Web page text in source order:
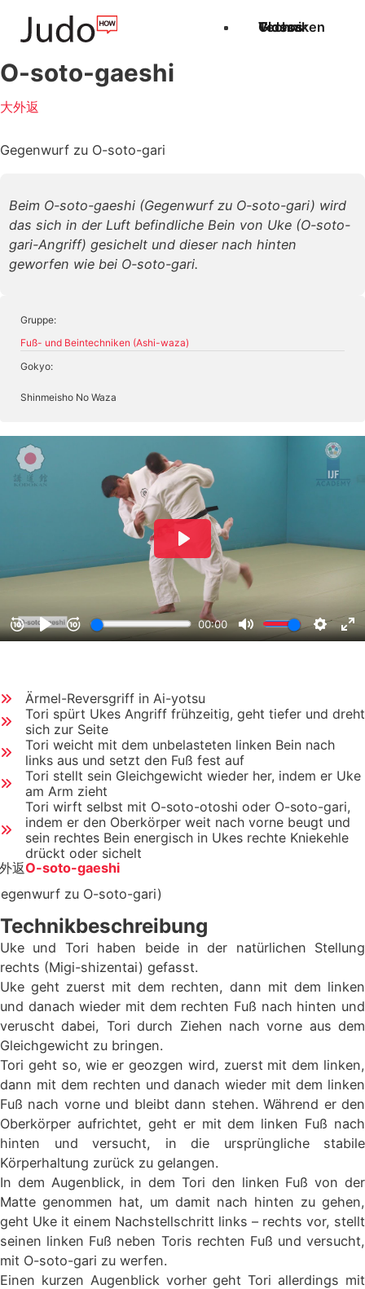
Techniken
Videos
Glossar
O-soto-gaeshi
大外返
Gegenwurf zu O-soto-gari
Beim O-soto-gaeshi (Gegenwurf zu O-soto-gari) wird
das sich in der Luft befindliche Bein von Uke (O-soto-
gari-Angriff) gesichelt und dieser nach hinten
geworfen wie bei O-soto-gari.
Gruppe:
Fuß- und Beintechniken (Ashi-waza)
Gokyo:
Shinmeisho No Waza
Ärmel-Reversgriff in Ai-yotsu
Tori spürt Ukes Angriff frühzeitig, geht tiefer und dreht
sich zur Seite
Tori weicht mit dem unbelasteten linken Bein nach
links aus und setzt den Fuß fest auf
Tori stellt sein Gleichgewicht wieder her, indem er Uke
am Arm zieht
Tori wirft selbst mit O-soto-otoshi oder O-soto-gari,
indem er den Oberkörper weit nach vorne beugt und
sein rechtes Bein energisch in Ukes rechte Kniekehle
drückt oder sichelt
返O-soto-gaeshi
zu O-soto-gari)
Technikbeschreibung
Uke und Tori haben beide in der natürlichen Stellung
rechts (Migi-shizentai) gefasst.
Uke geht zuerst mit dem rechten, dann mit dem linken
und danach wieder mit dem rechten Fuß nach hinten und
veruscht dabei, Tori durch Ziehen nach vorne aus dem
Gleichgewicht zu bringen.
Tori geht so, wie er geozgen wird, zuerst mit dem linken,
dann mit dem rechten und danach wieder mit dem linken
Fuß nach vorne und bleibt dann stehen. Während er den
Oberkörper aufrichtet, geht er mit dem linken Fuß nach
hinten und versucht, in die ursprüngliche stabile
Körperhaltung zurück zu gelangen.
In dem Augenblick, in dem Tori den linken Fuß von der
Matte genommen hat, um damit nach hinten zu gehen,
geht Uke it einem Nachstellschritt links – rechts vor, stellt
seinen linken Fuß neben Toris rechten Fuß und versucht,
mit O-soto-gari zu werfen.
Einen kurzen Augenblick vorher geht Tori allerdings mit